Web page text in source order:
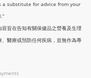
substitute for advice from your
容旨在告知有關保健品之營養及生理
醫療或預防任何疾病，並無作為專